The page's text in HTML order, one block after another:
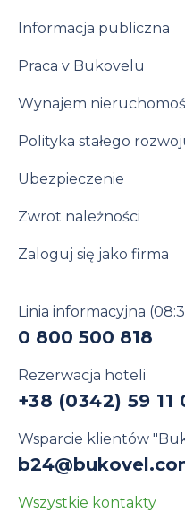
Informacja publiczna
Praca v Bukovelu
Wynajem
Polityka stałego
Ubezpieczenie
Zwrot należności
Zaloguj się jako firma
Linia informacyjna
0 800 500 818
Rezerwacja hoteli
+38 (0342) 59 11
Wsparcie klientów
Wszystkie kontakty